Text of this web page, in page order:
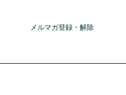
メルマガ登録・解除